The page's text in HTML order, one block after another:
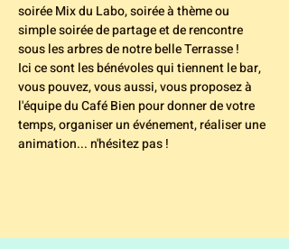
soirée Mix du Labo, soirée à thème ou
simple soirée de partage et de rencontre
sous les arbres de notre belle Terrasse !
Ici ce sont les bénévoles qui tiennent le bar,
vous pouvez, vous aussi, vous proposez à
l'équipe du Café Bien pour donner de votre
temps, organiser un événement, réaliser une
animation... n'hésitez pas !